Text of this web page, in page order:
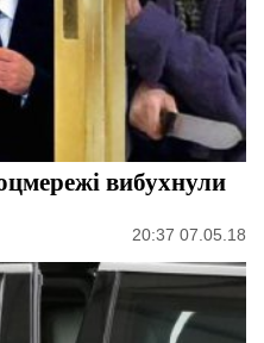
вибухнули
20:37 07.05.18